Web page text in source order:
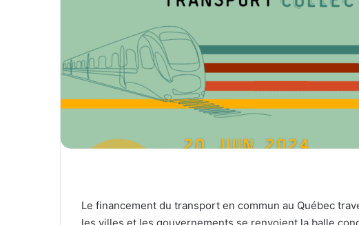
Le financement du transport en commun au Québec
les villes et les gouvernements se renvoient la balle